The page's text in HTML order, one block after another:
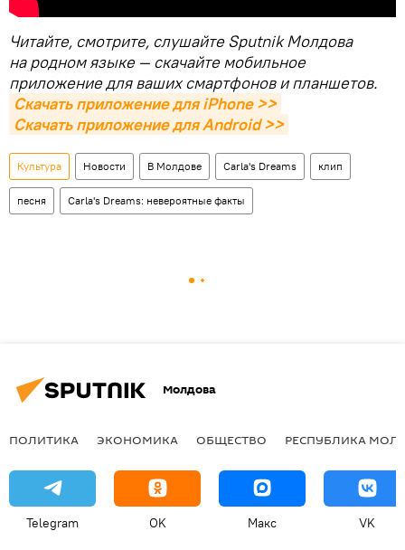
Читайте, смотрите, слушайте Sputnik Молдова
на родном языке — скачайте мобильное
приложение для ваших смартфонов и планшетов.
Скачать приложение для iPhone >>
Скачать приложение для Android >>
Культура Новости В Молдове Carla's Dreams клип
песня Carla's Dreams: невероятные факты
Молдова
ПОЛИТИКА ЭКОНОМИКА ОБЩЕСТВО РЕСПУБЛИКА
Telegram OK Макс VK